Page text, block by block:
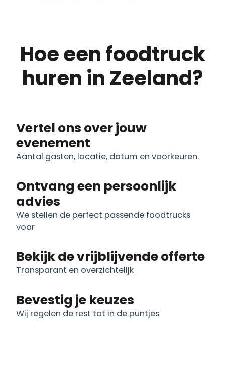
Hoe een foodtruck
huren in Zeeland?
Vertel ons over jouw
evenement
Aantal gasten, locatie, datum en voorkeuren.
Ontvang een persoonlijk
advies
We stellen de perfect passende foodtrucks
voor
Bekijk de vrijblijvende offerte
Transparant en overzichtelijk
Bevestig je keuzes
Wij regelen de rest tot in de puntjes